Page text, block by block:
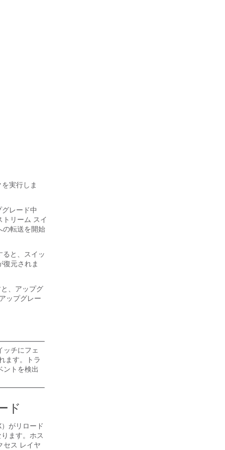
実行しま
レード中
リーム スイ
の転送を開始
と、スイッ
復元されま
、アップグ
ップグレー
ッチにフェ
ます。トラ
ントを検出
ド
がリロード
ます。ホス
セス レイヤ